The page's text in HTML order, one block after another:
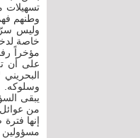
تسهيلات
وطنهم فهم يشكلون
وليس
خاصة
على أن
وسلوكه.
يبقى
من عوائل
إنها
مسؤولين